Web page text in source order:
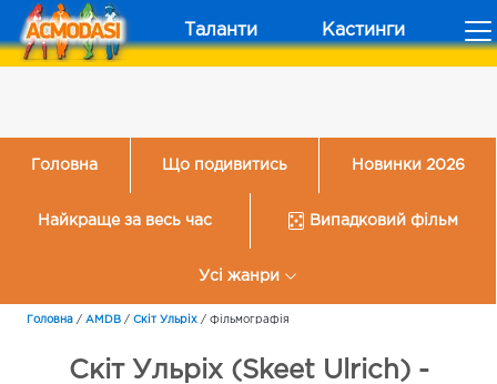
Таланти Кастинги
Головна Що подивитись Новинки 2026
Найкраще за весь час Випадковий фільм
Усі жанри
Головна / AMDB / Скіт Ульріх / Фільмографія
Скіт Ульріх (Skeet Ulrich) -